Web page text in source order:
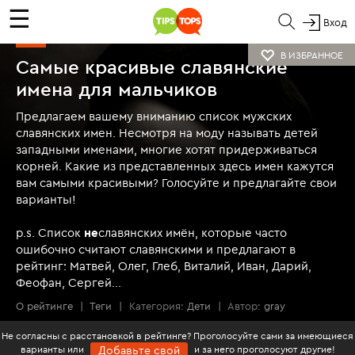
☰ Вход
В ИЗБРАННОЕ
Самые красивые славянские
имена для мальчиков
Предлагаем вашему вниманию список мужских
славянских имен. Несмотря на моду называть детей
западными именами, многие хотят придерживаться
корней. Какие из представленных здесь имен кажутся
вам самыми красивыми? Голосуйте и предлагайте свои
варианты!
p.s. Список неславянских имён, которые часто
ошибочно считают славянскими и предлагают в
рейтинг: Матвей, Олег, Глеб, Виталий, Иван, Дарий,
Феофан, Сергей...
О рейтинге | Теги | Категория: Дети | Автор: gray
Не согласны с расстановкой в рейтинге? Проголосуйте сами за имеющиеся
варианты или
Добавьте свой и за него проголосуют другие!